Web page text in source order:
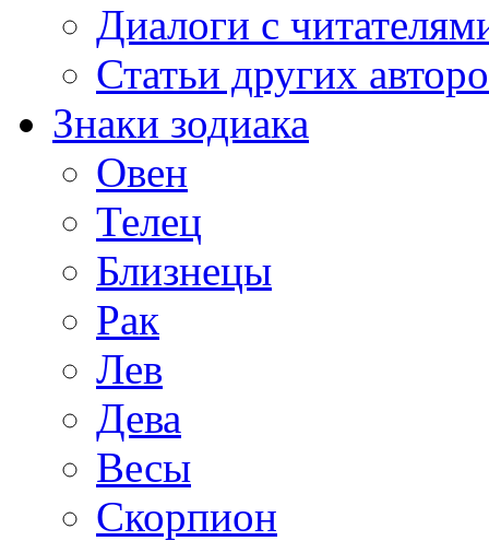
Диалоги с
Статьи других
Знаки зодиака
Овен
Телец
Близнецы
Рак
Лев
Дева
Весы
Скорпион